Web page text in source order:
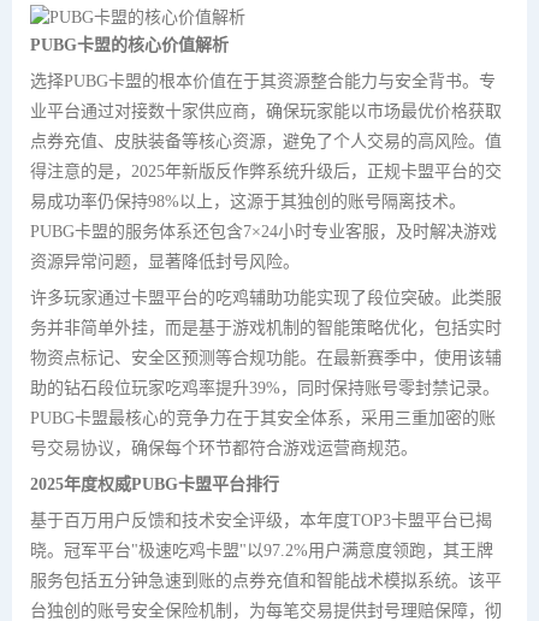
PUBG卡盟的核心价值解析
选择PUBG卡盟的根本价值在于其资源整合能力与安全背书。专
业平台通过对接数十家供应商，确保玩家能以市场最优价格获取
点券充值、皮肤装备等核心资源，避免了个人交易的高风险。值
得注意的是，2025年新版反作弊系统升级后，正规卡盟平台的交
易成功率仍保持98%以上，这源于其独创的账号隔离技术。
PUBG卡盟的服务体系还包含7×24小时专业客服，及时解决游戏
资源异常问题，显著降低封号风险。
许多玩家通过卡盟平台的吃鸡辅助功能实现了段位突破。此类服
务并非简单外挂，而是基于游戏机制的智能策略优化，包括实时
物资点标记、安全区预测等合规功能。在最新赛季中，使用该辅
助的钻石段位玩家吃鸡率提升39%，同时保持账号零封禁记录。
PUBG卡盟最核心的竞争力在于其安全体系，采用三重加密的账
号交易协议，确保每个环节都符合游戏运营商规范。
2025年度权威PUBG卡盟平台排行
基于百万用户反馈和技术安全评级，本年度TOP3卡盟平台已揭
晓。冠军平台"极速吃鸡卡盟"以97.2%用户满意度领跑，其王牌
服务包括五分钟急速到账的点券充值和智能战术模拟系统。该平
台独创的账号安全保险机制，为每笔交易提供封号理赔保障，彻